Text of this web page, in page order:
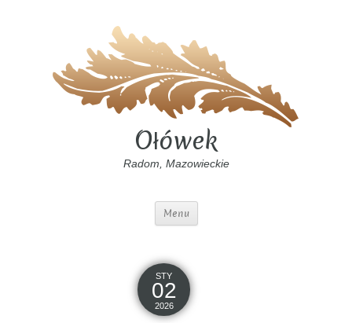
Ołówek
Radom, Mazowieckie
Menu
STY
02
2026